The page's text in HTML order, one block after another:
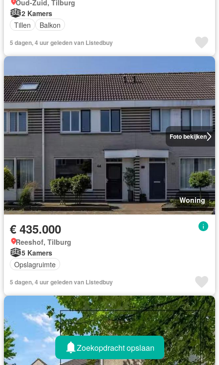
Oud-Zuid, Tilburg
2 Kamers
Tillen
Balkon
5 dagen, 4 uur geleden van Listedbuy
Foto bekijken
Woning
€ 435.000
Reeshof, Tilburg
5 Kamers
Opslagruimte
5 dagen, 4 uur geleden van Listedbuy
Zoekopdracht opslaan